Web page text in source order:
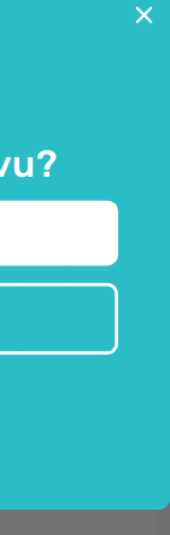
zejména
typické, že